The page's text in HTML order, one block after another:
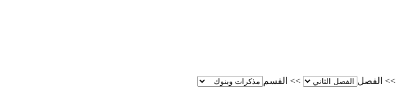
>> الفصل >> القسم